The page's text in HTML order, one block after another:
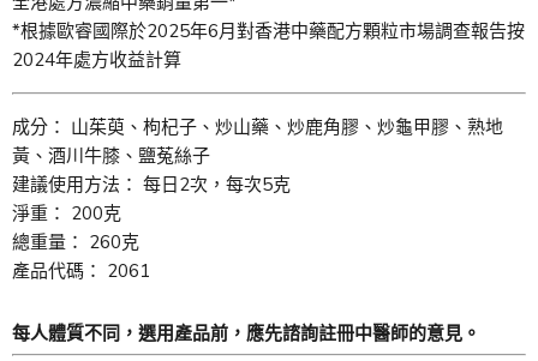
*根據歐睿國際於2025年6月對香港中藥配方顆粒市場調查報告按
2024年處方收益計算
成分： 山茱萸、枸杞子、炒山藥、炒鹿角膠、炒龜甲膠、熟地
黃、酒川牛膝、鹽菟絲子
建議使用方法： 每日2次，每次5克
淨重： 200克
總重量： 260克
產品代碼： 2061
每人體質不同，選用產品前，應先諮詢註冊中醫師的意見。